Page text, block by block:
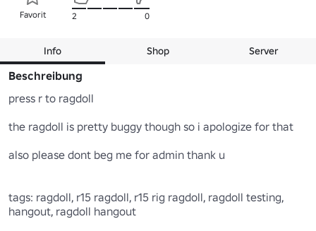
Favorit 2 0
Info Shop Server
Beschreibung
press r to ragdoll
the ragdoll is pretty buggy though so i apologize for that
also please dont beg me for admin thank u
tags: ragdoll, r15 ragdoll, r15 rig ragdoll, ragdoll testing,
hangout, ragdoll hangout